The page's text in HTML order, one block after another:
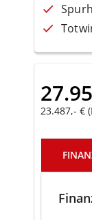
23.487,- €